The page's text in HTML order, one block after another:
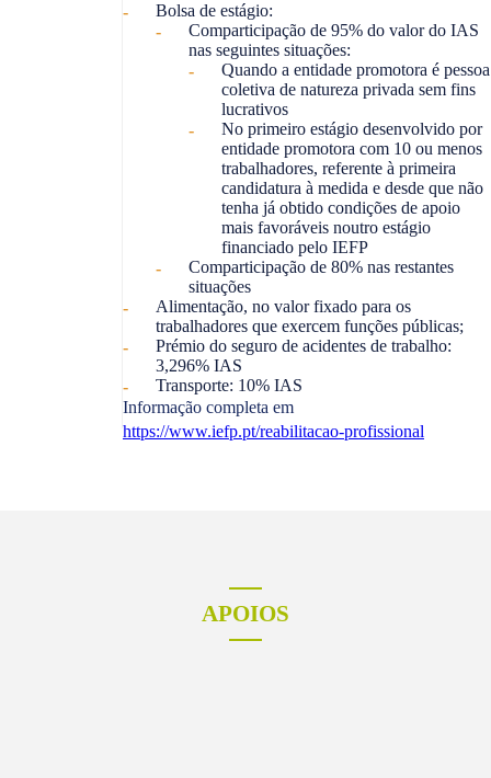
Bolsa de estágio:
Comparticipação de 95% do valor do IAS
nas seguintes situações:
Quando a entidade promotora é pessoa
coletiva de natureza privada sem fins
lucrativos
No primeiro estágio desenvolvido por
entidade promotora com 10 ou menos
trabalhadores, referente à primeira
candidatura à medida e desde que não
tenha já obtido condições de apoio
mais favoráveis noutro estágio
financiado pelo IEFP
Comparticipação de 80% nas restantes
situações
Alimentação, no valor fixado para os
trabalhadores que exercem funções públicas;
Prémio do seguro de acidentes de trabalho:
3,296% IAS
Transporte: 10% IAS
Informação completa em
https://www.iefp.pt/reabilitacao-profissional
APOIOS